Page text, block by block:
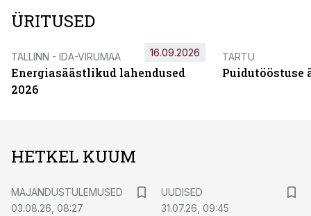
ÜRITUSED
TALLINN - IDA-VIRUMAA
Energiasäästlikud lahendused
2026
16.09.2026 TARTU
Puidutööstuse
HETKEL KUUM
MAJANDUSTULEMUSED
03.08.26, 08:27
UUDISED
31.07.26, 09:45